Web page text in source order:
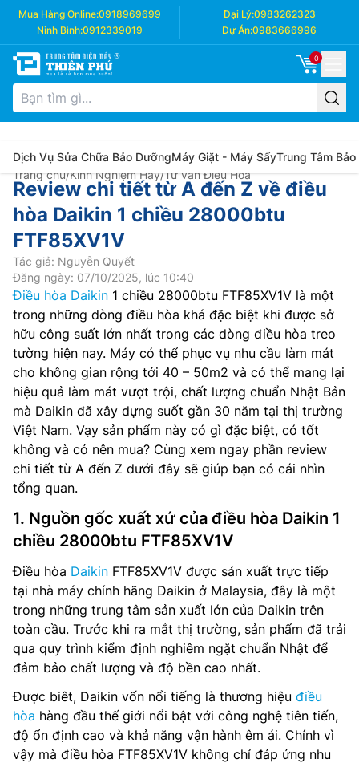
Mua Hàng Online:0918969699 Đại Lý:0983262323
Ninh Bình:0912339019 Dự Án:0983666996
0
Dịch Vụ Sửa Chữa Bảo DưỡngMáy Giặt - Máy SấyTrung Tâm Bảo
Trang chủ/Kinh Nghiệm Hay/Tư vấn Điều Hòa
Review chi tiết từ A đến Z về điều
hòa Daikin 1 chiều 28000btu
FTF85XV1V
Tác giả: Nguyễn Quyết
Đăng ngày: 07/10/2025, lúc 10:40
Điều hòa Daikin 1 chiều 28000btu FTF85XV1V là một
trong những dòng điều hòa khá đặc biệt khi được sở
hữu công suất lớn nhất trong các dòng điều hòa treo
tường hiện nay. Máy có thể phục vụ nhu cầu làm mát
cho không gian rộng tới 40 – 50m2 và có thể mang lại
hiệu quả làm mát vượt trội, chất lượng chuẩn Nhật Bản
mà Daikin đã xây dựng suốt gần 30 năm tại thị trường
Việt Nam. Vạy sản phẩm này có gì đặc biệt, có tốt
không và có nên mua? Cùng xem ngay phần review
chi tiết từ A đến Z dưới đây sẽ giúp bạn có cái nhìn
tổng quan.
1. Nguồn gốc xuất xứ của điều hòa Daikin 1
chiều 28000btu FTF85XV1V
Điều hòa Daikin FTF85XV1V được sản xuất trực tiếp
tại nhà máy chính hãng Daikin ở Malaysia, đây là một
trong những trung tâm sản xuất lớn của Daikin trên
toàn cầu. Trước khi ra mắt thị trường, sản phẩm đã trải
qua quy trình kiểm định nghiêm ngặt chuẩn Nhật để
đảm bảo chất lượng và độ bền cao nhất.
Được biêt, Daikin vốn nổi tiếng là thương hiệu điều
hòa hàng đầu thế giới nổi bật với công nghệ tiên tiến,
độ ổn định cao và khả năng vận hành êm ái. Chính vì
vậy mà điều hòa FTF85XV1V không chỉ đáp ứng nhu